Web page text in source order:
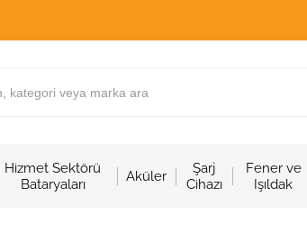
Hizmet Sektörü
Bataryaları
Aküler
Şarj
Cihazı
Fener ve
Işıldak